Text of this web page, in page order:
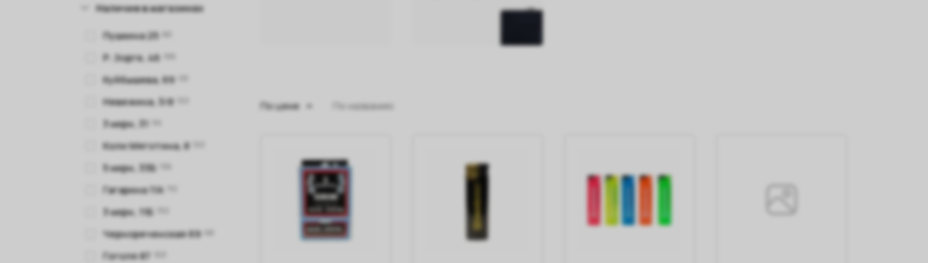
Наличие в магазинах
Пушкина 25
Р. Зорге, 46
Куйбышева, 69
Невежина, 3/8
3 мкрн, 31
Коли Мяготина, 8
5 мкрн, 33Б
Гагарина 11А
3 мкрн, 11Б
Чернореченская 69
Гоголя 87
По цене По названию